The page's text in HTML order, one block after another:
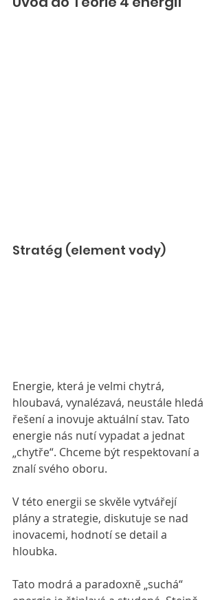
Stratég (element vody)
Energie, která je velmi chytrá,
hloubavá, vynalézavá, neustále hledá
řešení a inovuje aktuální stav. Tato
energie nás nutí vypadat a jednat
„chytře“. Chceme být respektovaní a
znalí svého oboru.
V této energii se skvěle vytvářejí
plány a strategie, diskutuje se nad
inovacemi, hodnotí se detail a
hloubka.
Tato modrá a paradoxně „suchá“